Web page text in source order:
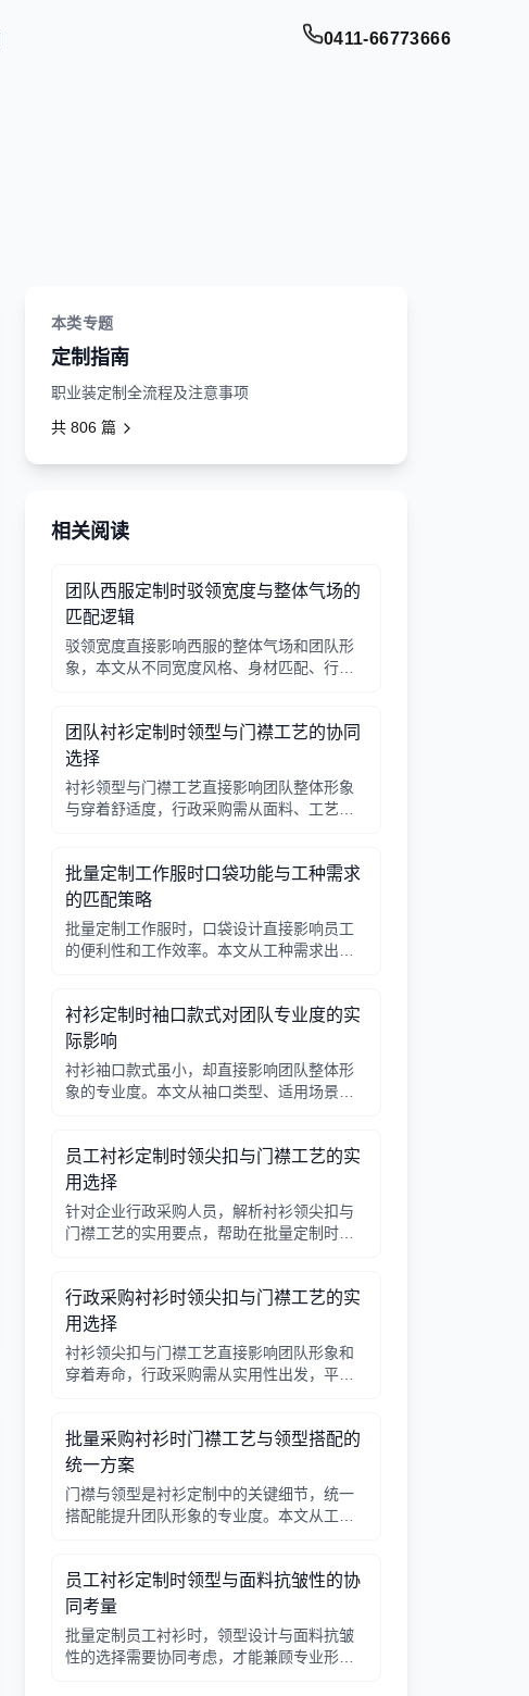
0411-66773666
本类专题
定制指南
职业装定制全流程及注意事项
共 806 篇
相关阅读
团队西服定制时驳领宽度与整体气场的
匹配逻辑
驳领宽度直接影响西服的整体气场和团队形
象，本文从不同宽度风格、身材匹配、行业
团队衬衫定制时领型与门襟工艺的协同
选择
衬衫领型与门襟工艺直接影响团队整体形象
与穿着舒适度，行政采购需从面料、工艺、
批量定制工作服时口袋功能与工种需求
的匹配策略
批量定制工作服时，口袋设计直接影响员工
的便利性和工作效率。本文从工种需求出
衬衫定制时袖口款式对团队专业度的实
际影响
衬衫袖口款式虽小，却直接影响团队整体形
象的专业度。本文从袖口类型、适用场景、
员工衬衫定制时领尖扣与门襟工艺的实
用选择
针对企业行政采购人员，解析衬衫领尖扣与
门襟工艺的实用要点，帮助在批量定制时做
行政采购衬衫时领尖扣与门襟工艺的实
用选择
衬衫领尖扣与门襟工艺直接影响团队形象和
穿着寿命，行政采购需从实用性出发，平衡
批量采购衬衫时门襟工艺与领型搭配的
统一方案
门襟与领型是衬衫定制中的关键细节，统一
搭配能提升团队形象的专业度。本文从工艺
决策。
员工衬衫定制时领型与面料抗皱性的协
同考量
批量定制员工衬衫时，领型设计与面料抗皱
性的选择需要协同考虑，才能兼顾专业形象